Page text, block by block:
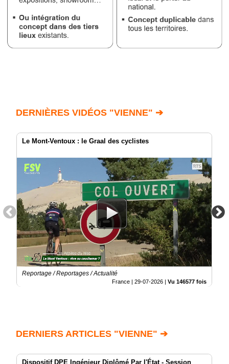
DERNIÈRES VIDÉOS "VIENNE" ➔
Le Mont-Ventoux : le Graal des cyclistes
Reportage / Reportages / Actualité
France | 29-07-2026 | Vu 146577 fois
DERNIERS ARTICLES "VIENNE" ➔
Dispositif DPE Ingénieur Diplômé Par l'État - Session